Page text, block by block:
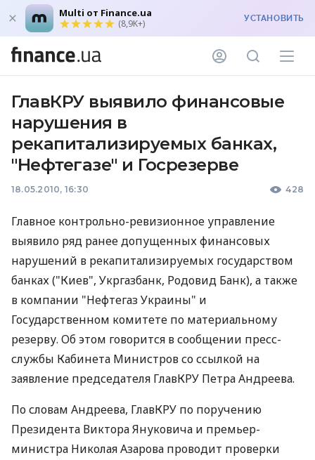
Multi от Finance.ua
(8,9K+) УСТАНОВИТЬ
ГлавКРУ выявило финансовые
нарушения в
рекапитализируемых банках,
"Нефтегазе" и Госрезерве
18.05.2010, 16:30 428
Главное контрольно-ревизионное управление
выявило ряд ранее допущенных финансовых
нарушений в рекапитализируемых государством
банках ("Киев", Укргазбанк, Родовид Банк), а также
в компании "Нефтегаз Украины" и
Государственном комитете по материальному
резерву. Об этом говорится в сообщении пресс-
службы Кабинета Министров со ссылкой на
заявление председателя ГлавКРУ Петра Андреева.
По словам Андреева, ГлавКРУ по поручению
Президента Виктора Януковича и премьер-
министра Николая Азарова проводит проверки